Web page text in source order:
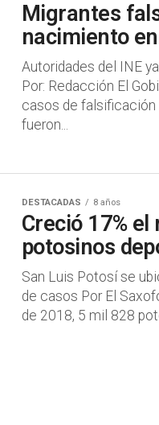
Migrantes
nacimiento
Autoridades del INE
Por: Redacción El
casos de
fueron...
DESTACADAS 8 años
Creció 17% el
potosinos
San Luis Potosí se
de casos Por El
de 2018, 5 mil 828